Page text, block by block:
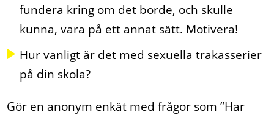
fundera kring om det borde, och skulle
kunna, vara på ett annat sätt. Motivera!
Hur vanligt är det med sexuella trakasserier
på din skola?
Gör en anonym enkät med frågor som ”Har